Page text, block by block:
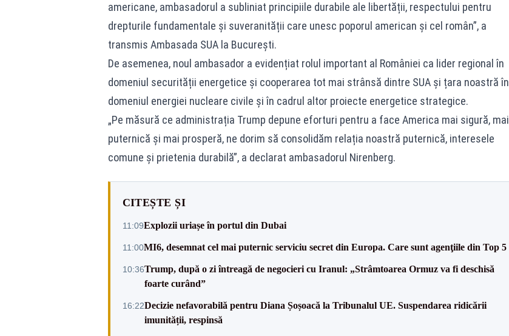
americane, ambasadorul a subliniat principiile durabile ale libertății, respectului pentru
drepturile fundamentale și suveranității care unesc poporul american și cel român”, a
transmis Ambasada SUA la București.
De asemenea, noul ambasador a evidențiat rolul important al României ca lider regional în
domeniul securității energetice și cooperarea tot mai strânsă dintre SUA și țara noastră în
domeniul energiei nucleare civile și în cadrul altor proiecte energetice strategice.
„Pe măsură ce administrația Trump depune eforturi pentru a face America mai sigură, mai
puternică și mai prosperă, ne dorim să consolidăm relația noastră puternică, interesele
comune și prietenia durabilă”, a declarat ambasadorul Nirenberg.
CITEȘTE ȘI
11:09Explozii uriașe în portul din Dubai
11:00MI6, desemnat cel mai puternic serviciu secret din Europa. Care sunt agenţiile din Top 5
10:36Trump, după o zi întreagă de negocieri cu Iranul: „Strâmtoarea Ormuz va fi deschisă
foarte curând”
16:22Decizie nefavorabilă pentru Diana Șoșoacă la Tribunalul UE. Suspendarea ridicării
imunității, respinsă